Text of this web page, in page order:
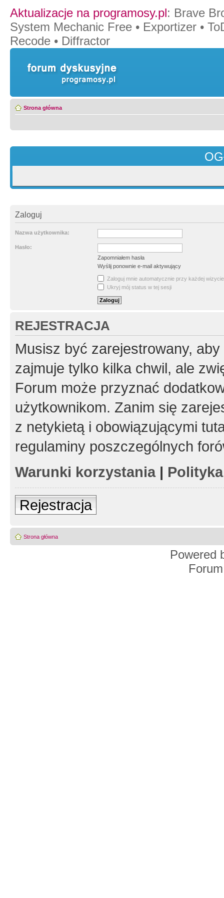
Aktualizacje na programosy.pl: Brave
System Mechanic Free • Exportizer •
Recode • Diffractor
Strona główna
Zaloguj
Nazwa użytkownika:
Hasło:
Zapomniałem hasła
Wyślij ponownie e-mail aktywujący
Zaloguj mnie automatycznie przy każdej wizycie
Ukryj mój status w tej sesji
REJESTRACJA
Musisz być zarejestrowany,
zajmuje tylko kilka chwil, ale
Forum może przyznać
użytkownikom. Zanim się
z netykietą i obowiązującymi
regulaminy poszczególnych
Warunki korzystania|
Rejestracja
Strona główna
Powered